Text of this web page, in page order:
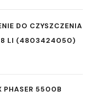
DO CZYSZCZENIA
LI (4803424050)
PHASER 5500B